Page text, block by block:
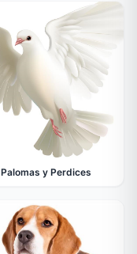
Palomas y Perdices